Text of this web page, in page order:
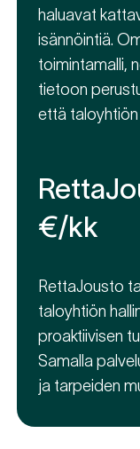
haluavat
isännöintiä.
toimintamalli,
tietoon
että
€/kk
RettaJousto
taloyhtiön
proaktiivisen
Samalla
ja tarpeiden